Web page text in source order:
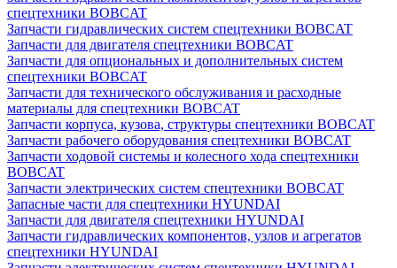
спецтехники BOBCAT
Запчасти гидравлических систем спецтехники BOBCAT
Запчасти для двигателя спецтехники BOBCAT
Запчасти для опциональных и дополнительных систем
спецтехники BOBCAT
Запчасти для технического обслуживания и расходные
материалы для спецтехники BOBCAT
Запчасти корпуса, кузова, структуры спецтехники BOBCAT
Запчасти рабочего оборудования спецтехники BOBCAT
Запчасти ходовой системы и колесного хода спецтехники
BOBCAT
Запчасти электрических систем спецтехники BOBCAT
Запасные части для спецтехники HYUNDAI
Запчасти для двигателя спецтехники HYUNDAI
Запчасти гидравлических компонентов, узлов и агрегатов
спецтехники HYUNDAI